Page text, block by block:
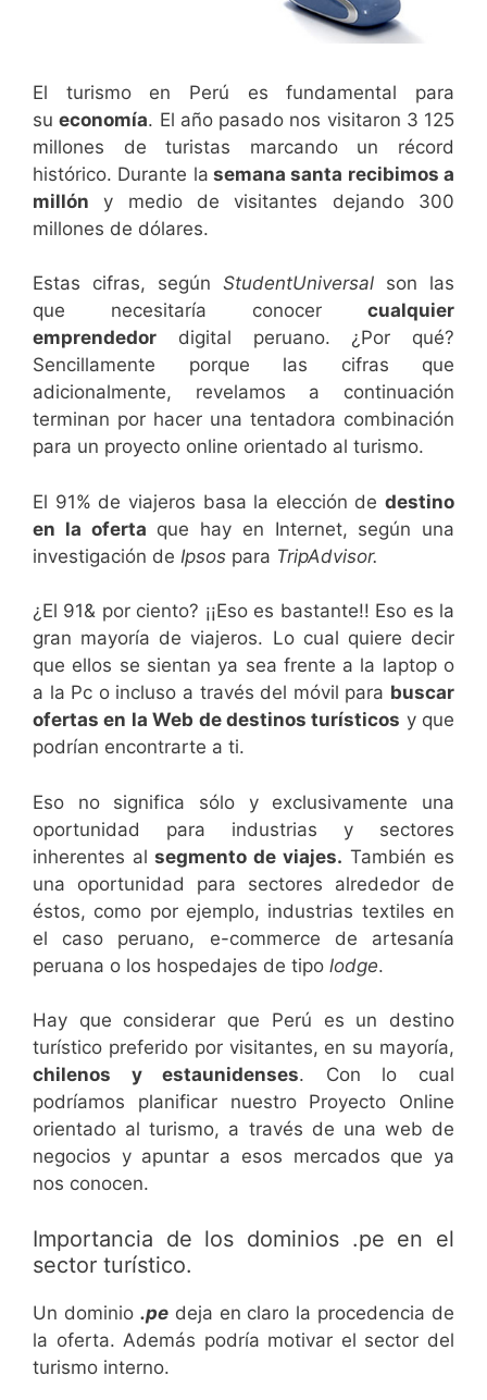
El turismo en Perú es fundamental para
sueconomía. El año pasado nos visitaron 3 125
millones de turistas marcando un récord
histórico. Durante la semana santa recibimos a
millón y medio de visitantes dejando 300
millones de dólares.
Estas cifras, según StudentUniversal son las
que necesitaría conocer cualquier
emprendedor digital peruano. ¿Por qué?
Sencillamente porque las cifras que
adicionalmente, revelamos a continuación
terminan por hacer una tentadora combinación
para un proyecto online orientado al turismo.
El 91% de viajeros basa la elección de destino
en la oferta que hay en Internet, según una
investigación de Ipsos para TripAdvisor.
¿El 91& por ciento? ¡¡Eso es bastante!! Eso es la
gran mayoría de viajeros. Lo cual quiere decir
que ellos se sientan ya sea frente a la laptop o
a la Pc o incluso a través del móvil para buscar
ofertas en la Web de destinos turísticos y que
podrían encontrarte a ti.
Eso no significa sólo y exclusivamente una
oportunidad para industrias y sectores
inherentes al segmento de viajes. También es
una oportunidad para sectores alrededor de
éstos, como por ejemplo, industrias textiles en
el caso peruano, e-commerce de artesanía
peruana o los hospedajes de tipo lodge.
Hay que considerar que Perú es un destino
turístico preferido por visitantes, en su mayoría,
chilenos y estaunidenses. Con lo cual
podríamos planificar nuestro Proyecto Online
orientado al turismo, a través de una web de
negocios y apuntar a esos mercados que ya
nos conocen.
Importancia de los dominios .pe en el
sector turístico.
Un dominio .pedeja en claro la procedencia de
la oferta. Además podría motivar el sector del
turismo interno.